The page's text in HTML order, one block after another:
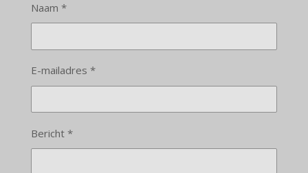
Naam *
E-mailadres *
Bericht *